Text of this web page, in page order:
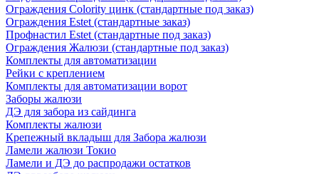
Ограждения Colority цинк (стандартные под заказ)
Ограждения Estet (стандартные заказ)
Профнастил Estet (стандартные под заказ)
Ограждения Жалюзи (стандартные под заказ)
Комплекты для автоматизации
Рейки с креплением
Комплекты для автоматизации ворот
Заборы жалюзи
ДЭ для забора из сайдинга
Комплекты жалюзи
Крепежный вкладыш для Забора жалюзи
Ламели жалюзи Токио
Ламели и ДЭ до распродажи остатков